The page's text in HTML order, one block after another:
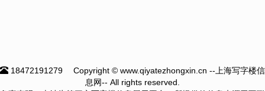
18472191279
Copyright © www.qiyatezhongxin.cn --上海写字楼信
息网-- All rights reserved.